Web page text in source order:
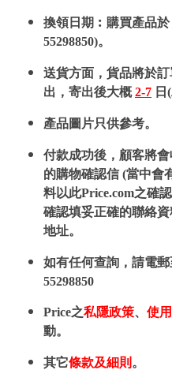
換領日期︰購買產品於
55298850)。
送貨方面，貨品將於
出，寄出後大概2-7 日
產品圖片只供參考。
付款成功後，顧客將
的購物確認信 (當中會
料以此Price.com之確
確認填妥正確的聯絡
地址。
如有任何查詢，請電郵
55298850
Price之私隱政策、 使
動。
其它條款及細則 。